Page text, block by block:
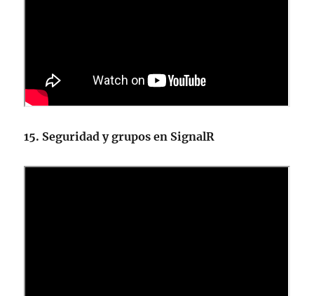
15. Seguridad y grupos en SignalR